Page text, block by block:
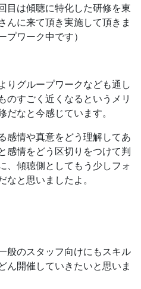
目は傾聴に特化した研修を東
んに来て頂き実施して頂きま
プワーク中です）
りグループワークなども通し
のすごく近くなるというメリ
だなと今感じています。
感情や真意をどう理解してあ
感情をどう区切りをつけて判
、傾聴側としてもう少しフォ
なと思いましたよ。
般のスタッフ向けにもスキル
ん開催していきたいと思いま